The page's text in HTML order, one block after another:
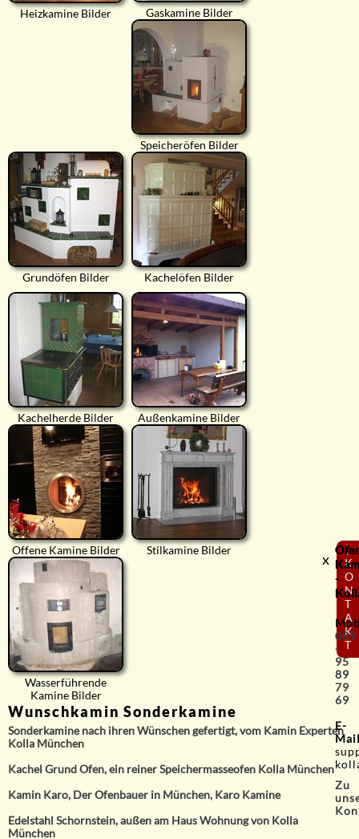
Heizkamine Bilder Gaskamine Bilder
Speicheröfen Bilder
Grundöfen Bilder Kachelöfen Bilder
Kachelherde Bilder Außenkamine Bilder
Offene Kamine Bilder Stilkamine Bilder
Wasserführende
Kamine Bilder
Wunschkamin Sonderkamine
Sonderkamine nach ihren Wünschen gefertigt, vom Kamin Experten
Kolla München
Kachel Grund Ofen, ein reiner Speichermasseofen Kolla München
Kamin Karo, Der Ofenbauer in München, Karo Kamine
Edelstahl Schornstein, außen am Haus Wohnung von Kolla
München
⟨
K
O
N
T
A
K
T
-
089
-
95
89
79
69
E-
Zu
x